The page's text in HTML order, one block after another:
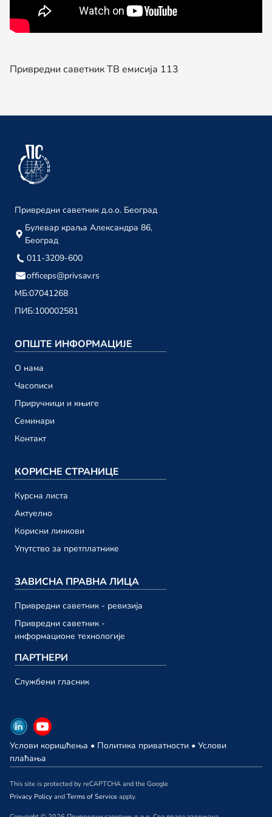
Привредни саветник ТВ емисија 113
15. јануар
Привредни саветник ТВ 204
Привредни саветник ТВ 202
22. децембар
Привредни саветник ТВ 201
Привредни саветник ТВ 200
08. децембар
Привредни саветник ТВ 199
01. децембар
новембар 2023.
24. новембар
Привредни саветник ТВ 197
03. новембар
октобар 2023.
Привредни саветник ТВ 194
23. октобар
23. октобар
Привредни саветник ТВ 192
13. октобар
септембар 2023.
Привредни саветник ТВ 191
Привредни саветник ТВ 190
29. септембар
Привредни саветник ТВ 189
Привредни саветник ТВ 188
15. септембар
Привредни саветник д.о.о. Београд
Булевар краља Александра 86,
Београд
011-3209-600
officeps@privsav.rs
МБ:07041268
ПИБ:100002581
ОПШТЕ ИНФОРМАЦИЈЕ
О намa
Часописи
Приручници и књиге
Семинари
Контакт
КОРИСНЕ СТРАНИЦЕ
Курсна листа
Актуелно
Корисни линкови
Упутство за претплатнике
ЗАВИСНА ПРАВНА ЛИЦА
Привредни саветник - ревизија
Привредни саветник -
информационе технологије
ПАРТНЕРИ
Службени гласник
Услови коришћења • Политика приватности • Услови
плаћања
This site is protected by reCAPTCHA and the Google
Privacy Policy and Terms of Service apply.